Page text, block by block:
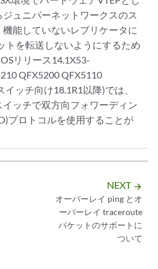
ジュニパーネットワークスのス
機能していないレプリケータに
トを転送しないようにするため
リリース14.1X53-
QFX5200 QFX5110
イッチ向け18.1R1以降)では、
イッチで双方向フォワーディン
プロトコルを使用することが
NEXT arrow_forward
オーバーレイ ping とオ
ーバーレイ traceroute
パケットのサポートに
ついて